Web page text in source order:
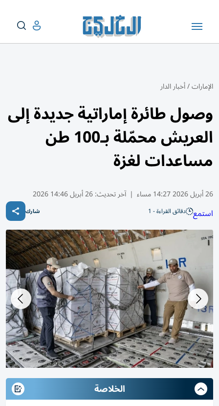
الإمارات/أخبار الدار
وصول طائرة إماراتية جديدة إلى
العريش محمّلة بـ100 طن
مساعدات لغزة
26 أبريل 2026 14:27 مساء | آخر تحديث:26 أبريل 14:46 2026
استمع دقائق القراءة - 1 شارك
الخلاصة